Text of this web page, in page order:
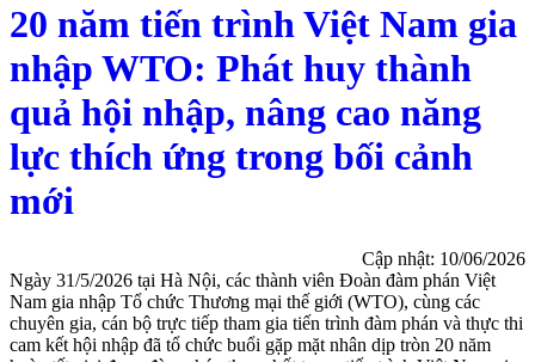
20 năm tiến trình Việt Nam gia
nhập WTO: Phát huy thành
quả hội nhập, nâng cao năng
lực thích ứng trong bối cảnh
mới
Cập nhật: 10/06/2026
Ngày 31/5/2026 tại Hà Nội, các thành viên Đoàn đàm phán Việt
Nam gia nhập Tổ chức Thương mại thế giới (WTO), cùng các
chuyên gia, cán bộ trực tiếp tham gia tiến trình đàm phán và thực thi
cam kết hội nhập đã tổ chức buổi gặp mặt nhân dịp tròn 20 năm